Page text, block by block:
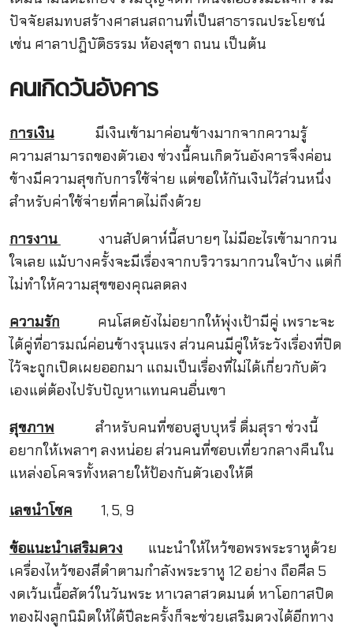
ปัจจัยสมทบสร้างศาสนสถานที่เป็นสาธารณประโยชน์
เช่น ศาลาปฏิบัติธรรม ห้องสุขา ถนน เป็นต้น
คนเกิดวันอังคาร
การเงินมีเงินเข้ามาค่อนข้างมากจากความรู้
ความสามารถของตัวเอง ช่วงนี้คนเกิดวันอังคารจึงค่อน
ข้างมีความสุขกับการใช้จ่าย แต่ขอให้กันเงินไว้ส่วนหนึ่ง
สำหรับค่าใช้จ่ายที่คาดไม่ถึงด้วย
การงาน
งานสัปดาห์นี้สบายๆ ไม่มีอะไรเข้ามากวน
ใจเลย แม้บางครั้งจะมีเรื่องจากบริวารมากวนใจบ้าง แต่ก็
ไม่ทำให้ความสุขของคุณลดลง
ความรัก คนโสดยังไม่อยากให้พุ่งเป้ามีคู่ เพราะจะ
ได้คู่ที่อารมณ์ค่อนข้างรุนแรง ส่วนคนมีคู่ให้ระวังเรื่องที่ปิด
ไว้จะถูกเปิดเผยออกมา แถมเป็นเรื่องที่ไม่ได้เกี่ยวกับตัว
เองแต่ต้องไปรับปัญหาแทนคนอื่นเขา
สุขภาพ สำหรับคนที่ชอบสูบบุหรี่ ดื่มสุรา ช่วงนี้
อยากให้เพลาๆ ลงหน่อย ส่วนคนที่ชอบเที่ยวกลางคืนใน
แหล่งอโคจรทั้งหลายให้ป้องกันตัวเองให้ดี
เลขนำโชค 1, 5, 9
ข้อแนะนำเสริมดวง แนะนำให้ไหว้ขอพรพระราหูด้วย
เครื่องไหว้ของสีดำตามกำลังพระราหู 12 อย่าง ถือศีล 5
งดเว้นเนื้อสัตว์ในวันพระ หาเวลาสวดมนต์ หาโอกาสปิด
ทองฝังลูกนิมิตให้ได้ปีละครั้งก็จะช่วยเสริมดวงได้อีกทาง